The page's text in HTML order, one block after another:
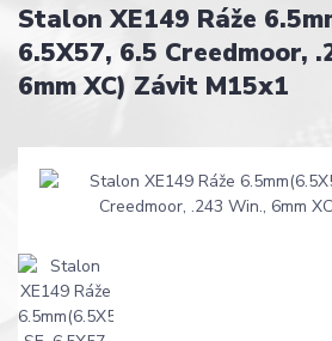
Stalon XE149 Ráže
6.5X57, 6.5 Creedmoor,
6mm XC) Závit M15x1